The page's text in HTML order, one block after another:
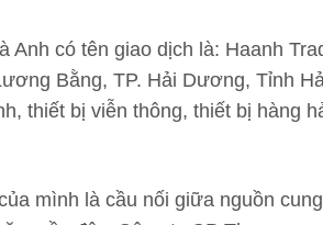
Anh có tên giao dịch là: Haanh
Bằng, TP. Hải Dương, Tỉnh
thiết bị viễn thông, thiết bị hàng
mình là cầu nối giữa nguồn